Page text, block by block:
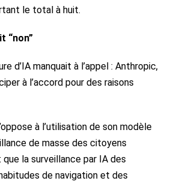
le total à huit.
“non”
d’IA manquait à l’appel : Anthropic,
à l’accord pour des raisons
à l’utilisation de son modèle
de masse des citoyens
la surveillance par IA des
de navigation et des